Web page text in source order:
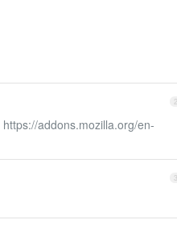
2
https://addons.mozilla.org/en-
3